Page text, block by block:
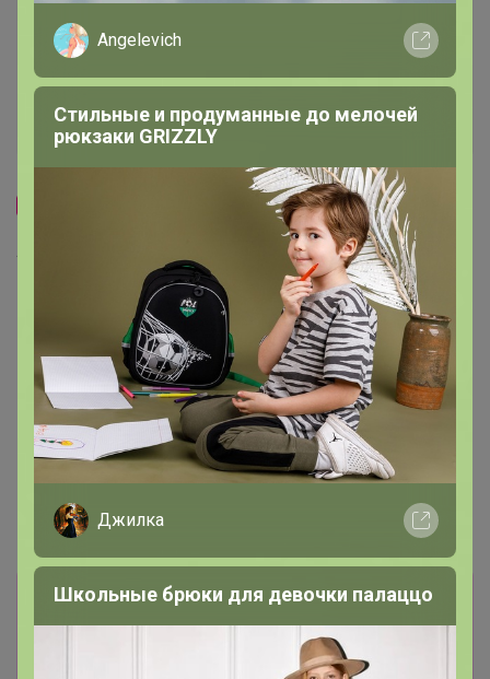
Подарочный ящик,
293,26р
Шкатулка для росписи
дерево «Прямоугольная со
стеклянной вставкой», для
творчества, декора, 12
отделений, 3.5×19×15 см
Информация о заказах доступна
лишь членам клуба
Angelevich
Стильные и продуманные до мелочей
рюкзаки GRIZZLY
Джилка
Школьные брюки для девочки палаццо